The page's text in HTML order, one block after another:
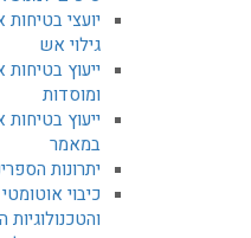
יועצי
גילוי אש
ייעוץ
ומוסדות
ייעוץ
במאמר
יתרונות
כיבוי
והטכנולוגיות